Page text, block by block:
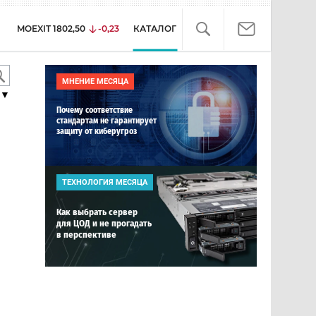
MOEXIT 1802,50 -0,23 КАТАЛОГ
МНЕНИЕ МЕСЯЦА
Почему соответствие
стандартам не гарантирует
защиту от киберугроз
ТЕХНОЛОГИЯ МЕСЯЦА
Как выбрать сервер
для ЦОД и не прогадать
в перспективе